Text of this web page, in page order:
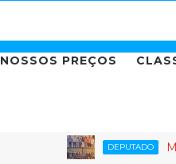
NOSSOS PREÇOS
DEPUTADO Mazinho